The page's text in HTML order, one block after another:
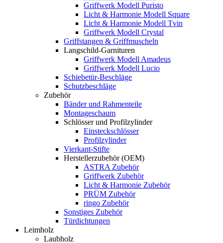
Griffwerk Modell Puristo
Licht & Harmonie Modell Square
Licht & Harmonie Modell Tvin
Griffwerk Modell Crystal
Griffstangen & Griffmuscheln
Langschild-Garnituren
Griffwerk Modell Amadeus
Griffwerk Modell Lucio
Schiebetür-Beschläge
Schutzbeschläge
Zubehör
Bänder und Rahmenteile
Montageschaum
Schlösser und Profilzylinder
Einsteckschlösser
Profilzylinder
Vierkant-Stifte
Herstellerzubehör (OEM)
ASTRA Zubehör
Griffwerk Zubehör
Licht & Harmonie Zubehör
PRÜM Zubehör
ringo Zubehör
Sonstiges Zubehör
Türdichtungen
Leimholz
Laubholz